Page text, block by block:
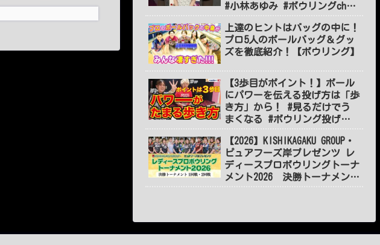
#小林あゆみ #ボウリングch
#short
上達のヒントはバッグの中に！
プロ5人のボールバッグ＆グッ
ズを徹底紹介！【ボウリング】
【3歩目がポイント！】ボール
にパワーを伝える投げ方は「歩
き方」から！ #見るだけでう
まくなる #ボウリング投げ方
【2026】KISHIKAGAKU GROUP・
ピュアフーズ岸プレゼンツ レ
ディースプロボウリングトーナ
メント2026 決勝トーナメント